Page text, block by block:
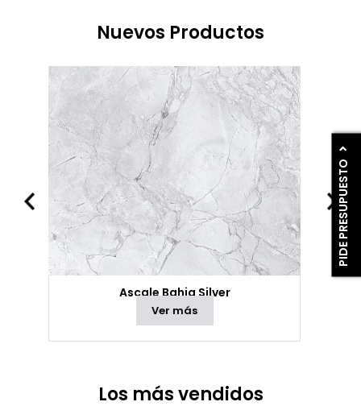
PIDE PRESUPUESTO
Nuevos Productos
Ascale Bahia Silver
Ver más
Los más vendidos